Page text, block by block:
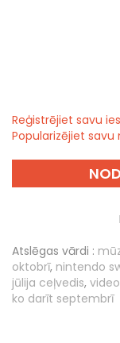
Reģistrējiet savu
Popularizējiet savu
Atslēgas vārdi :
oktobrī, nintendo
jūlija ceļvedis,
ko darīt septembrī